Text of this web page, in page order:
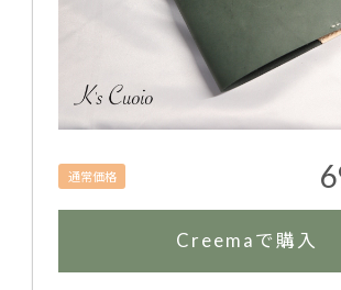
通常価格
Creemaで購入